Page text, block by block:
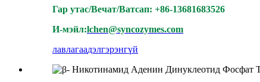
Гар утас/Вечат/Ватсап: +86-13681683526
И-мэйл:lchen@syncozymes.com
лавлагаадэлгэрэнгүй